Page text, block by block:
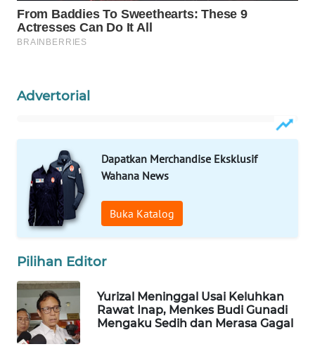
Advertorial
Dapatkan Merchandise Eksklusif
Wahana News
Buka Katalog
Pilihan Editor
Yurizal Meninggal Usai Keluhkan
Rawat Inap, Menkes Budi Gunadi
Mengaku Sedih dan Merasa Gagal
TANI
WAHANA
WAHANA
WAHANA
KONSUMEN
WAHANA
LISTRIK
TRAVEL
WAHANA
TV